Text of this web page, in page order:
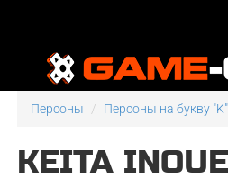
Персоны Персоны на букву "K"
KEITA INOUE